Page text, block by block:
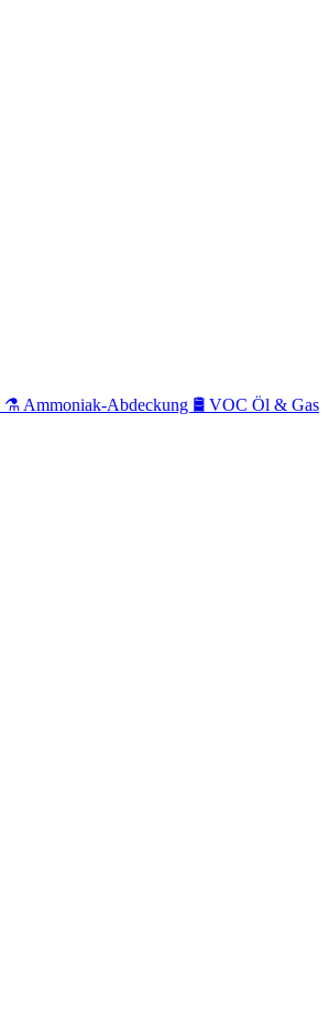
⚗️ Ammoniak-Abdeckung 🛢️ VOC Öl & Gas